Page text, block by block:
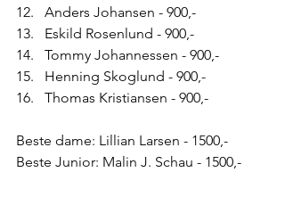
Anders Johansen - 900,-
Eskild Rosenlund - 900,-
Tommy Johannessen - 900,-
Henning Skoglund - 900,-
Thomas Kristiansen - 900,-
Beste dame: Lillian Larsen - 1500,-
Beste Junior: Malin J. Schau - 1500,-